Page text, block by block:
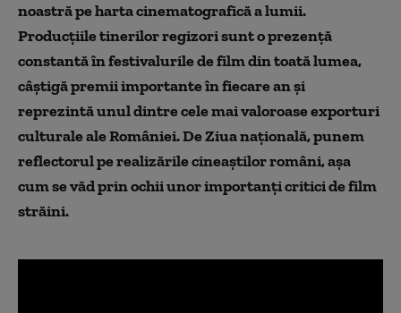
noastră pe harta cinematografică a lumii.
Producțiile tinerilor regizori sunt o prezență
constantă în festivalurile de film din toată lumea,
câștigă premii importante în fiecare an și
reprezintă unul dintre cele mai valoroase exporturi
culturale ale României. De Ziua națională, punem
reflectorul pe realizările cineaștilor români, așa
cum se văd prin ochii unor importanți critici de film
străini.